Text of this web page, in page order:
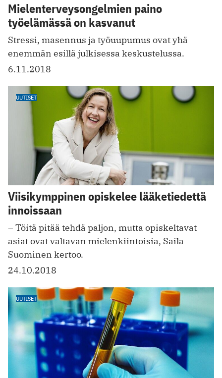
Mielenterveysongelmien paino
työelämässä on kasvanut
Stressi, masennus ja työuupumus ovat yhä
enemmän esillä julkisessa keskustelussa.
6.11.2018
UUTISET
Viisikymppinen opiskelee lääketiedettä
innoissaan
– Töitä pitää tehdä paljon, mutta opiskeltavat
asiat ovat valtavan mielenkiintoisia, Saila
Suominen kertoo.
24.10.2018
UUTISET